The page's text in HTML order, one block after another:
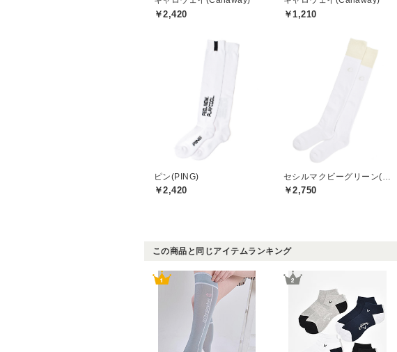
￥2,420 ￥1,210
ピン(PING)
￥2,420 ￥2,750
この商品と同じアイテムランキング